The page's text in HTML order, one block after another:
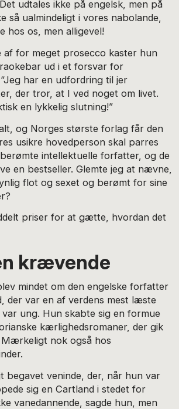
udtales ikke på engelsk, men på
så ualmindeligt i vores nabolande,
hos os, men alligevel!
af for meget prosecco kaster hun
ud i et forsvar for
har en udfordring til jer
der tror, at I ved noget om livet.
en lykkelig slutning!”
og Norges største forlag får den
usikre hovedperson skal parres
intellektuelle forfatter, og de
en bestseller. Glemte jeg at nævne,
flot og sexet og berømt for sine
priser for at gætte, hvordan det
krævende
mindet om den engelske forfatter
der var en af verdens mest læste
ung. Hun skabte sig en formue
kærlighedsromaner, der gik
nok også hos
begavet veninde, der, når hun var
sig en Cartland i stedet for
vanedannende, sagde hun, men